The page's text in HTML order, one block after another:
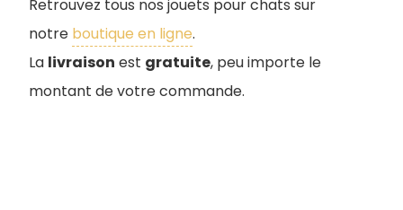
Retrouvez tous nos jouets pour chats sur
notre boutique en ligne.
La livraison est gratuite, peu importe le
montant de votre commande.